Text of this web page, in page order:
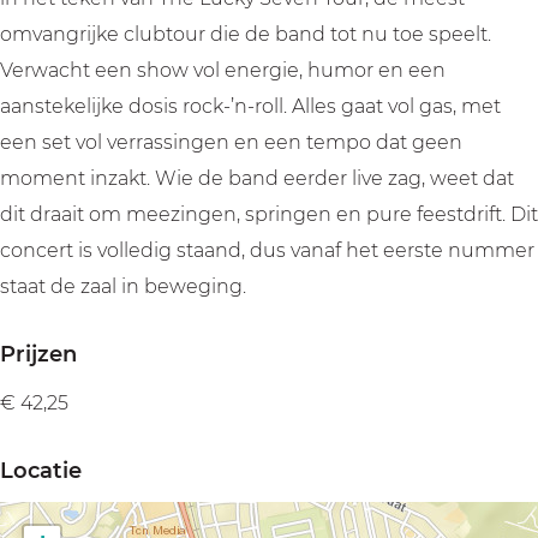
omvangrijke clubtour die de band tot nu toe speelt.
Verwacht een show vol energie, humor en een
aanstekelijke dosis rock-’n-roll. Alles gaat vol gas, met
een set vol verrassingen en een tempo dat geen
moment inzakt. Wie de band eerder live zag, weet dat
dit draait om meezingen, springen en pure feestdrift. Dit
concert is volledig staand, dus vanaf het eerste nummer
staat de zaal in beweging.
Prijzen
€ 42,25
Locatie